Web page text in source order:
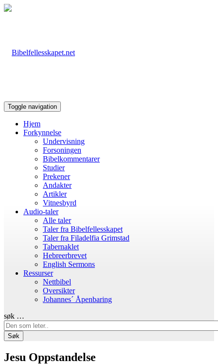
Toggle navigation
Hjem
Forkynnelse
Undervisning
Forsoningen
Bibelkommentarer
Studier
Prekener
Andakter
Artikler
Vitnesbyrd
Audio-taler
Alle taler
Taler fra Bibelfellesskapet
Taler fra Filadelfia Grimstad
Tabernaklet
Hebreerbrevet
English Sermons
Ressurser
Nettbibel
Oversikter
Johannes´ Åpenbaring
søk …
Søk
Jesu Oppstandelse